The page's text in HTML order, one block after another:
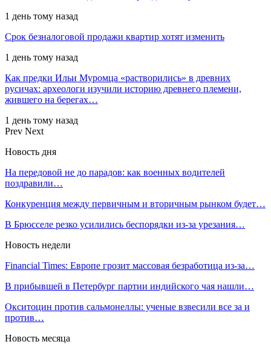
1 день тому назад
Срок безналоговой продажи квартир хотят изменить
1 день тому назад
Как предки Ильи Муромца «растворились» в древних
русичах: археологи изучили историю древнего племени,
жившего на берегах…
1 день тому назад
Prev Next
Новость дня
На передовой не до парадов: как военных водителей
поздравили…
Конкуренция между первичным и вторичным рынком будет…
В Брюсселе резко усилились беспорядки из-за урезания…
Новость недели
Financial Times: Европе грозит массовая безработица из-за…
В прибывшей в Петербург партии индийского чая нашли…
Окситоцин против сальмонеллы: ученые взвесили все за и
против…
Новость месяца